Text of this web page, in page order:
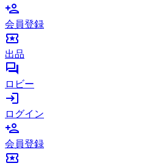
person_add
会員登録
local_activity
出品
forum
ロビー
login
ログイン
person_add
会員登録
local_activity